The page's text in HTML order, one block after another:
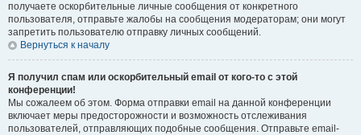
получаете оскорбительные личные сообщения от конкретного
пользователя, отправьте жалобы на сообщения модераторам; они могут
запретить пользователю отправку личных сообщений.
Вернуться к началу
Я получил спам или оскорбительный email от кого-то с этой
конференции!
Мы сожалеем об этом. Форма отправки email на данной конференции
включает меры предосторожности и возможность отслеживания
пользователей, отправляющих подобные сообщения. Отправьте email-